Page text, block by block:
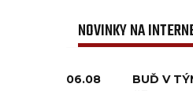
NOVINKY NA
06.08
BUĎ V